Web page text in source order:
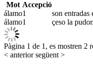
Mot Accepció
álamo1 son entradas
álamo1 çeso la
Pàgina 1 de 1, es mostren 2
< anteriorsegüent >